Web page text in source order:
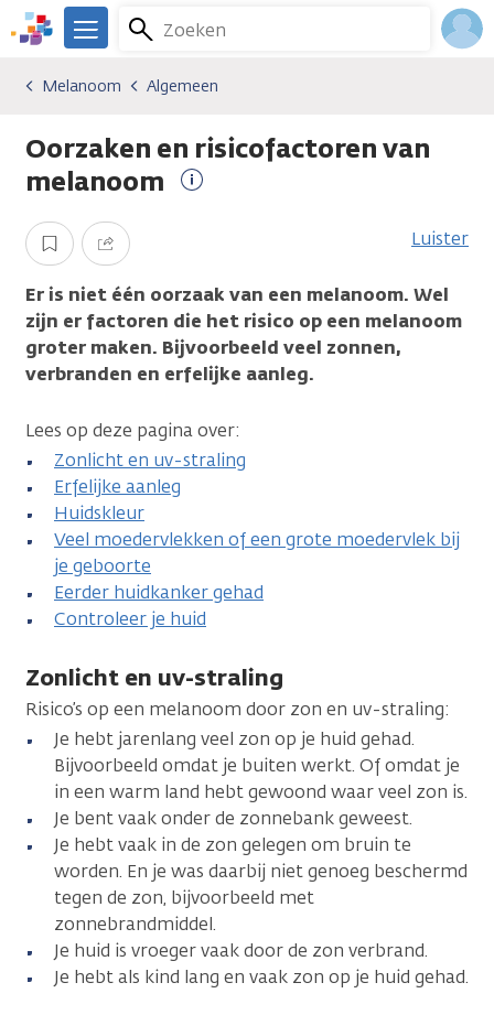
Overslaan
en
gaan
We
er
je.
Kanker.nl
Zoeken
Menu
Kankersoorten
Melanoom
Algemeen
Melanoom Algemeen
Oorzaken en risicofactoren van
melanoom
Opslaan Delen Luister
Er is niet één oorzaak van een melanoom. Wel
zijn er factoren die het risico op een melanoom
groter maken. Bijvoorbeeld veel zonnen,
verbranden en erfelijke aanleg.
Lees op deze pagina over:
Zonlicht en uv-straling
Erfelijke aanleg
Huidskleur
Veel moedervlekken of een grote moedervlek bij
je geboorte
Eerder huidkanker gehad
Controleer je huid
Zonlicht en uv-straling
Risico’s op een melanoom door zon en uv-straling:
Je hebt jarenlang veel zon op je huid gehad.
Bijvoorbeeld omdat je buiten werkt. Of omdat je
in een warm land hebt gewoond waar veel zon is.
Je bent vaak onder de zonnebank geweest.
Je hebt vaak in de zon gelegen om bruin te
worden. En je was daarbij niet genoeg beschermd
tegen de zon, bijvoorbeeld met
zonnebrandmiddel.
Je huid is vroeger vaak door de zon verbrand.
Je hebt als kind lang en vaak zon op je huid gehad.